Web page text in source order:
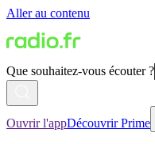
Aller au contenu
Que souhaitez-vous écouter ?
Ouvrir l'appDécouvrir Prime